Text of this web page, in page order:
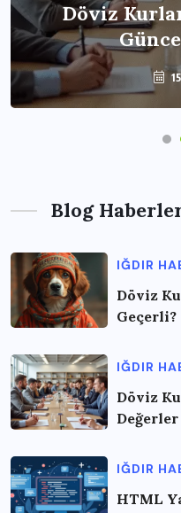
Döviz
Blog
IĞDIR
Döviz
Geçerli?
IĞDIR
Döviz
Değerler
IĞDIR
HTML